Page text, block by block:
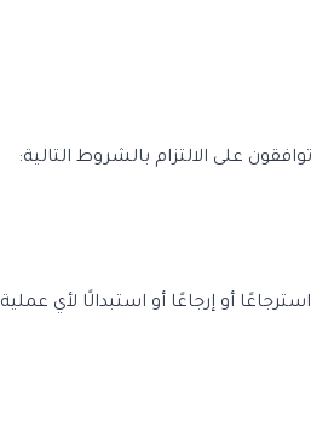
على الالتزام بالشروط التالية:
أو إرجاعًا أو استبدالًا لأي عملية